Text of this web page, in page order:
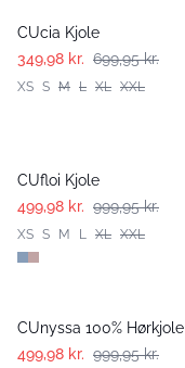
CUcia Kjole
349,98 kr. 699,95 kr.
XS S M L XL XXL
CUfloi Kjole
499,98 kr. 999,95 kr.
XS S M L XL XXL
CUnyssa 100% Hørkjole
499,98 kr. 999,95 kr.